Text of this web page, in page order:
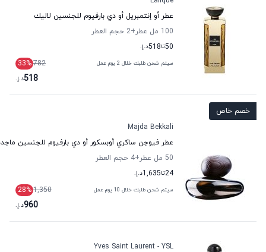
عطر أو إنتمبريل أو دي بارفيوم للجنسين لاليك
100 مل عطر
+2
حجم العطر
50تا518د.إ.
سيتم شحن طلبك خلال 2 يوم عمل 782
33%
518د.إ.
خصم خاص
Majda Bekkali
عطر فيوجن ساكري أوبسكور أو دي بارفيوم للجنسين
50 مل عطر
+4
حجم العطر
24تا1,635د.إ.
سيتم شحن طلبك خلال 10 يوم عمل 1,350
28%
960د.إ.
Yves Saint Laurent - YSL